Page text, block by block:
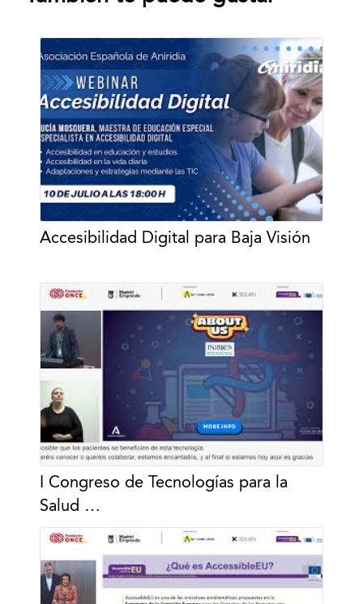
Accesibilidad Digital para Baja Visión
I Congreso de Tecnologías para la
Salud …